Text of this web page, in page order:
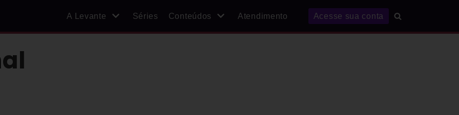
A Levante Séries Conteúdos Atendimento Acesse sua conta